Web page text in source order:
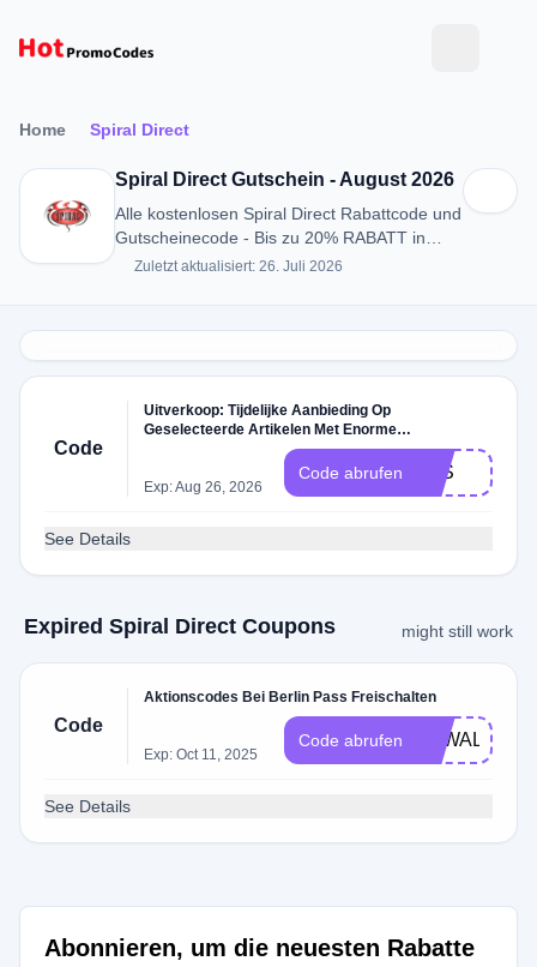
Home Spiral Direct
Spiral Direct Gutschein - August 2026
Alle kostenlosen Spiral Direct Rabattcode und
Gutscheinecode - Bis zu 20% RABATT in
August 2026
Zuletzt aktualisiert: 26. Juli 2026
Code
Uitverkoop: Tijdelijke Aanbieding Op
Geselecteerde Artikelen Met Enorme
Exp: Aug 26, 2026
Code abrufen ALS
See Details
Expired Spiral Direct Coupons might still work
Code
Aktionscodes Bei Berlin Pass Freischalten
Exp: Oct 11, 2025
Code abrufen TYWALKS
See Details
Abonnieren, um die neuesten Rabatte